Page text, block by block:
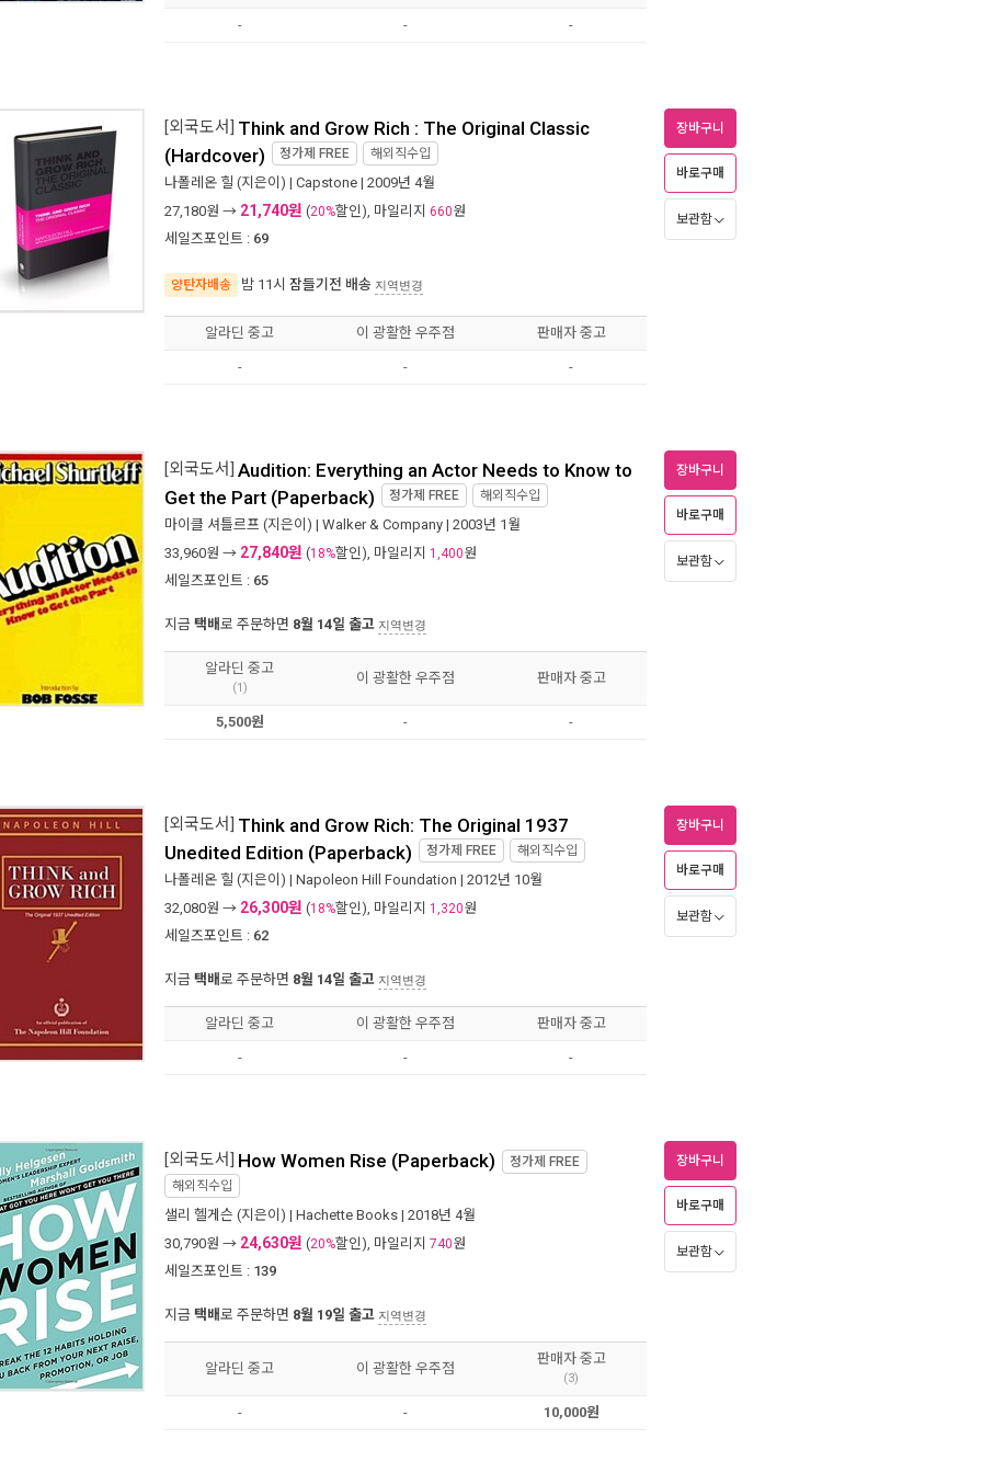
- - -
[외국도서] Think and Grow Rich : The Original Classic
(Hardcover) 정가제 FREE 해외직수입
나폴레온 힐 (지은이) | Capstone | 2009년 4월
27,180원 → 21,740원 (20%할인), 마일리지 660원
세일즈포인트 : 69
양탄자배송 밤 11시 잠들기전 배송 지역변경
장바구니
바로구매
보관함
알라딘 중고 이 광활한 우주점 판매자 중고
- - -
[외국도서] Audition: Everything an Actor Needs to Know to
Get the Part (Paperback) 정가제 FREE 해외직수입
마이클 셔틀르프 (지은이) | Walker & Company | 2003년 1월
33,960원 → 27,840원 (18%할인), 마일리지 1,400원
세일즈포인트 : 65
지금 택배로 주문하면 8월 14일 출고 지역변경
장바구니
바로구매
보관함
알라딘 중고
(1)
이 광활한 우주점 판매자 중고
5,500원 - -
[외국도서] Think and Grow Rich: The Original 1937
Unedited Edition (Paperback) 정가제 FREE 해외직수입
나폴레온 힐 (지은이) | Napoleon Hill Foundation | 2012년 10월
32,080원 → 26,300원 (18%할인), 마일리지 1,320원
세일즈포인트 : 62
지금 택배로 주문하면 8월 14일 출고 지역변경
장바구니
바로구매
보관함
알라딘 중고 이 광활한 우주점 판매자 중고
- - -
[외국도서] How Women Rise (Paperback) 정가제 FREE
해외직수입
샐리 헬게슨 (지은이) | Hachette Books | 2018년 4월
30,790원 → 24,630원 (20%할인), 마일리지 740원
세일즈포인트 : 139
지금 택배로 주문하면 8월 19일 출고 지역변경
장바구니
바로구매
보관함
알라딘 중고 이 광활한 우주점
판매자 중고
(3)
- - 10,000원